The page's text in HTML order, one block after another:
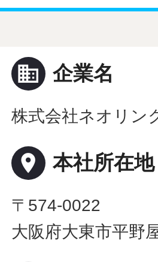
business 企業名
株式会社ネオリン
place 本社所在地
〒574-0022
大阪府大東市平野